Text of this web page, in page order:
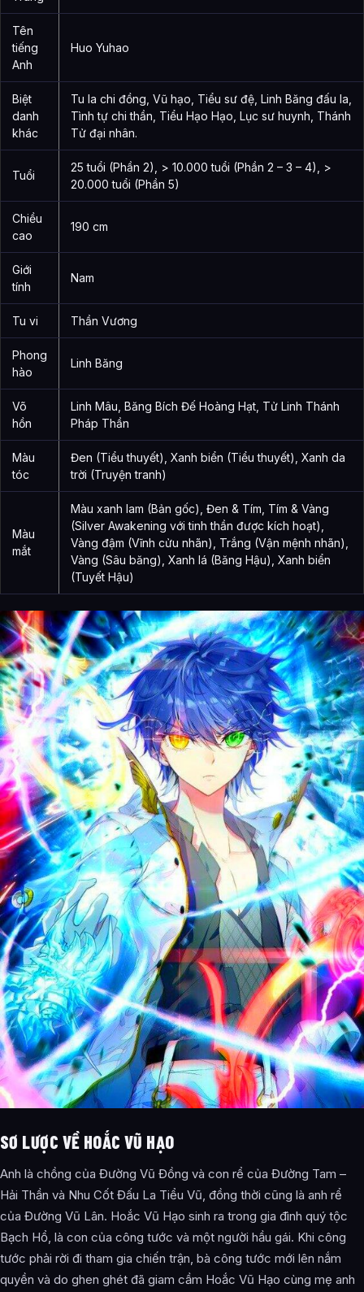
Tên
tiếng
Anh
Huo Yuhao
Biệt
danh
khác
Tu la chi đồng, Vũ hạo, Tiểu sư đệ, Linh Băng đấu la,
Tình tự chi thần, Tiểu Hạo Hạo, Lục sư huynh, Thánh
Tử đại nhân.
Tuổi
25 tuổi (Phần 2), > 10.000 tuổi (Phần 2 – 3 – 4), >
20.000 tuổi (Phần 5)
Chiều
cao
190 cm
Giới
tính
Nam
Tu vi Thần Vương
Phong
hào
Linh Băng
Võ
hồn
Linh Mâu, Băng Bích Đế Hoàng Hạt, Tử Linh Thánh
Pháp Thần
Màu
tóc
Đen (Tiểu thuyết), Xanh biển (Tiểu thuyết), Xanh da
trời (Truyện tranh)
Màu
mắt
Màu xanh lam (Bản gốc), Đen & Tím, Tím & Vàng
(Silver Awakening với tinh thần được kích hoạt),
Vàng đậm (Vĩnh cửu nhãn), Trắng (Vận mệnh nhãn),
Vàng (Sâu băng), Xanh lá (Băng Hậu), Xanh biển
(Tuyết Hậu)
SƠ LƯỢC VỀ HOẮC VŨ HẠO
Anh là chồng của Đường Vũ Đồng và con rể của Đường Tam –
Hải Thần và Nhu Cốt Đấu La Tiểu Vũ, đồng thời cũng là anh rể
của Đường Vũ Lân. Hoắc Vũ Hạo sinh ra trong gia đình quý tộc
Bạch Hổ, là con của công tước và một người hầu gái. Khi công
tước phải rời đi tham gia chiến trận, bà công tước mới lên nắm
quyền và do ghen ghét đã giam cầm Hoắc Vũ Hạo cùng mẹ anh